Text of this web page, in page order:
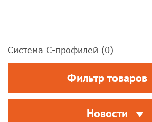
Система С-профилей (0)
Фильтр товаров
Новости